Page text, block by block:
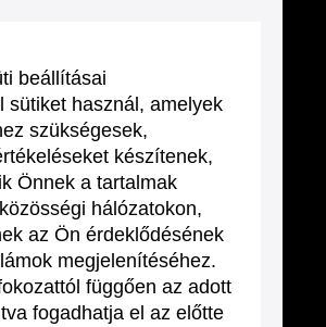
beállításai
sütiket használ, amelyek
szükségesek,
készítenek,
Önnek a tartalmak
hálózatokon,
az Ön érdeklődésének
megjelenítéséhez.
függően az adott
fogadhatja el az előtte